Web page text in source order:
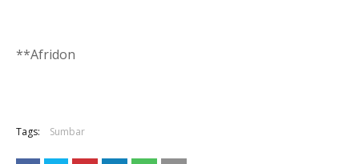
**Afridon
Tags: Sumbar